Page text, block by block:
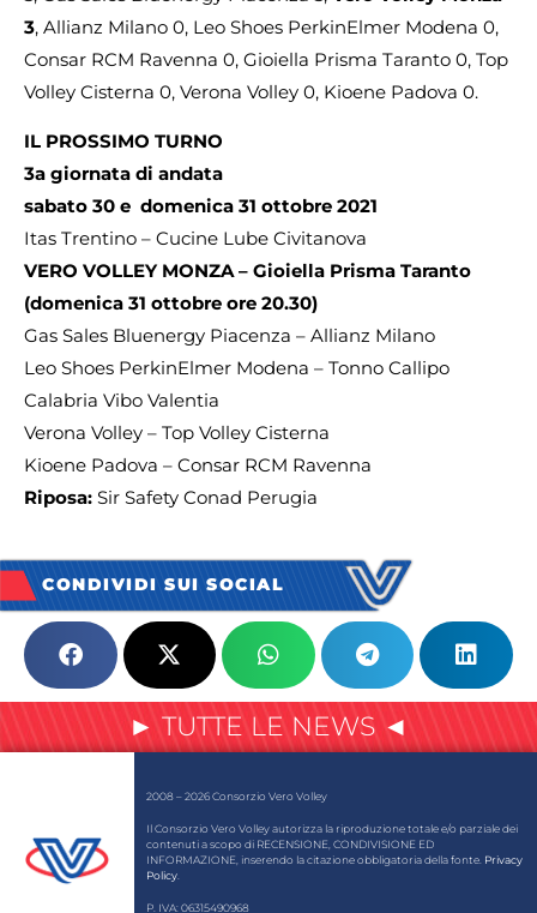
3, Allianz Milano 0, Leo Shoes PerkinElmer Modena 0,
Consar RCM Ravenna 0, Gioiella Prisma Taranto 0, Top
Volley Cisterna 0, Verona Volley 0, Kioene Padova 0.
IL PROSSIMO TURNO
3a giornata di andata
sabato 30 e domenica 31 ottobre 2021
Itas Trentino – Cucine Lube Civitanova
VERO VOLLEY MONZA – Gioiella Prisma Taranto
(domenica 31 ottobre ore 20.30)
Gas Sales Bluenergy Piacenza – Allianz Milano
Leo Shoes PerkinElmer Modena – Tonno Callipo
Calabria Vibo Valentia
Verona Volley – Top Volley Cisterna
Kioene Padova – Consar RCM Ravenna
Riposa: Sir Safety Conad Perugia
CONDIVIDI SUI SOCIAL
► TUTTE LE NEWS ◄
2008 – 2026 Consorzio Vero Volley
Il Consorzio Vero Volley autorizza la riproduzione totale e/o parziale dei
contenuti a scopo di RECENSIONE, CONDIVISIONE ED
INFORMAZIONE, inserendo la citazione obbligatoria della fonte. Privacy
Policy
P. IVA: 06315490968